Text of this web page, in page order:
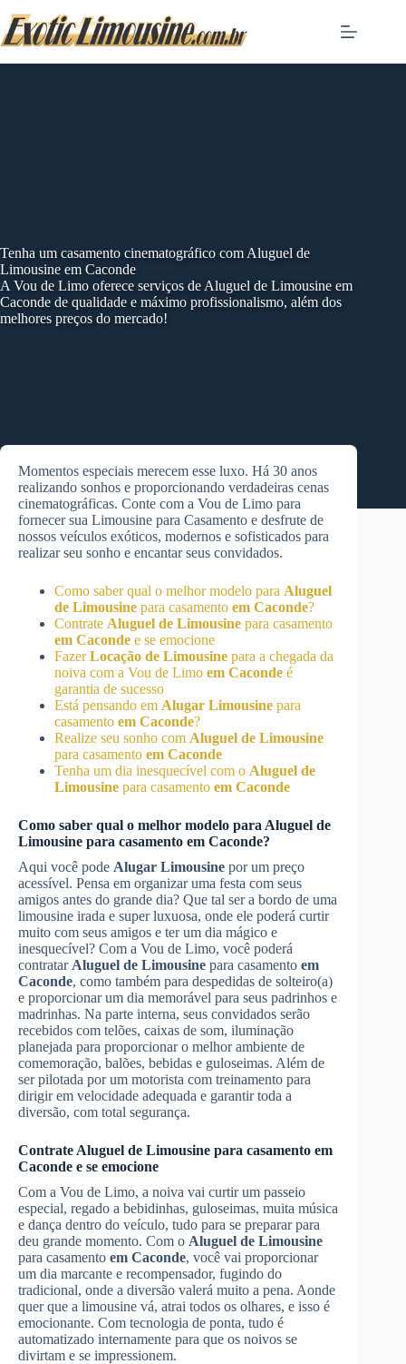
to
content
Tenha um casamento cinematográfico com Aluguel de
Limousine em Caconde
A Vou de Limo oferece serviços de Aluguel de Limousine em
Caconde de qualidade e máximo profissionalismo, além dos
melhores preços do mercado!
Momentos especiais merecem esse luxo. Há 30 anos
realizando sonhos e proporcionando verdadeiras cenas
cinematográficas. Conte com a Vou de Limo para
fornecer sua Limousine para Casamento e desfrute de
nossos veículos exóticos, modernos e sofisticados para
realizar seu sonho e encantar seus convidados.
Como saber qual o melhor modelo para Aluguel
de Limousine para casamento em Caconde?
Contrate Aluguel de Limousine para casamento
em Caconde e se emocione
FazerLocação de Limousine para a chegada da
noiva com a Vou de Limo em Caconde é
garantia de sucesso
Está pensando em Alugar Limousine para
casamento em Caconde?
Realize seu sonho com Aluguel de Limousine
para casamento em Caconde
Tenha um dia inesquecível com o Aluguel de
Limousine para casamento em Caconde
Como saber qual o melhor modelo para Aluguel de
Limousine para casamento em Caconde?
Aqui você pode Alugar Limousine por um preço
acessível. Pensa em organizar uma festa com seus
amigos antes do grande dia? Que tal ser a bordo de uma
limousine irada e super luxuosa, onde ele poderá curtir
muito com seus amigos e ter um dia mágico e
inesquecível? Com a Vou de Limo, você poderá
contratar Aluguel de Limousine para casamento em
Caconde, como também para despedidas de solteiro(a)
e proporcionar um dia memorável para seus padrinhos e
madrinhas. Na parte interna, seus convidados serão
recebidos com telões, caixas de som, iluminação
planejada para proporcionar o melhor ambiente de
comemoração, balões, bebidas e guloseimas. Além de
ser pilotada por um motorista com treinamento para
dirigir em velocidade adequada e garantir toda a
diversão, com total segurança.
Contrate Aluguel de Limousine para casamento em
Caconde e se emocione
Com a Vou de Limo, a noiva vai curtir um passeio
especial, regado a bebidinhas, guloseimas, muita música
e dança dentro do veículo, tudo para se preparar para
deu grande momento. Com o Aluguel de Limousine
para casamento em Caconde, você vai proporcionar
um dia marcante e recompensador, fugindo do
tradicional, onde a diversão valerá muito a pena. Aonde
quer que a limousine vá, atrai todos os olhares, e isso é
emocionante. Com tecnologia de ponta, tudo é
automatizado internamente para que os noivos se
divirtam e se impressionem.